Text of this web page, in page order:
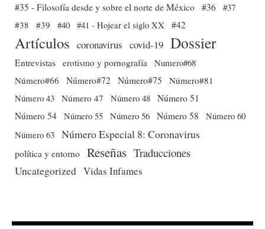
#35 - Filosofía desde y sobre el norte de México #36 #37
#38
#39 #40 #41 - Hojear el siglo XX #42
Artículos coronavirus covid-19 Dossier
Entrevistas erotismo y pornografía Numero#68
Número#66
Número#72 Número#75
Número#81
Número 43 Número 47 Número 48 Número 51
Número 54 Número 55 Número 56 Número 58
Número 60
Número 63 Número Especial 8: Coronavirus
política y entorno Reseñas Traducciones
Uncategorized Vidas Infames